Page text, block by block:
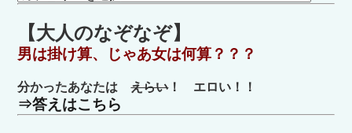
テ
ゴ
リ
ー
【大人のなぞなぞ】
男は掛け算、じゃあ女は何算？？？
分かったあなたはえらい！ エロい！！
⇒答えはこちら